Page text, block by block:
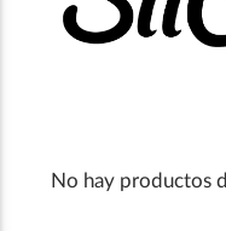
No hay productos